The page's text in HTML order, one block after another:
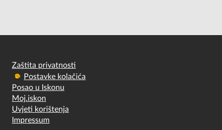
Zaštita privatnosti
Postavke kolačića
Posao u Iskonu
Moj.iskon
Uvjeti korištenja
Impressum